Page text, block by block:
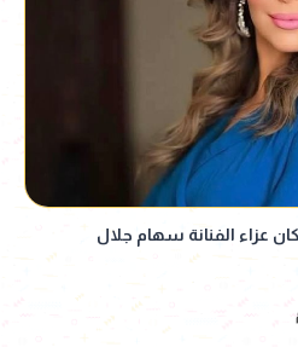
عزاء الفنانة سهام جلال